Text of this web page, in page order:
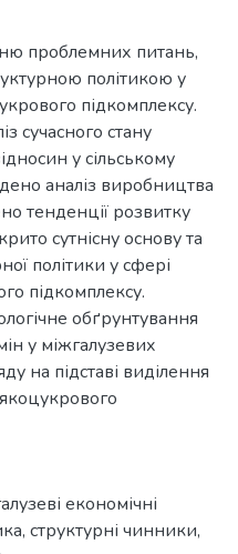
проблемних питань,
політикою у
підкомплексу.
сучасного стану
у сільському
аналіз виробництва
тенденції розвитку
сутнісну основу та
політики у сфері
підкомплексу.
обґрунтування
у міжгалузевих
на підставі виділення
економічні
структурні чинники,